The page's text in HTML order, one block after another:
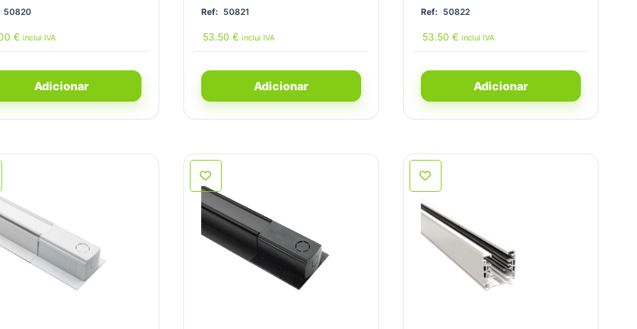
50820
€ inclui IVA
Adicionar
Ref: 50821
53.50 € inclui IVA
Adicionar
Ref: 50822
53.50 € inclui IVA
Adicionar